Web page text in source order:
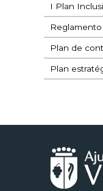
I Plan
Plan de
Plan